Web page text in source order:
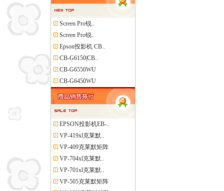
Screen Pro锐..
Screen Pro锐..
Epson投影机 CB..
CB-G6150|CB..
CB-G6550WU
CB-G6450WU
EPSON投影机EB-..
VP-419xl克莱默..
VP-409克莱默矩阵
VP-704xl克莱默..
VP-701xl克莱默..
VP-505克莱默矩阵